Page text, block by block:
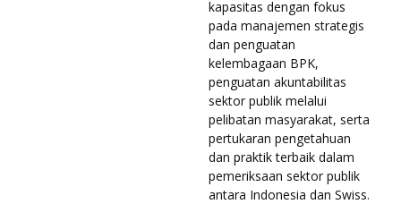
kapasitas dengan fokus
pada manajemen strategis
dan penguatan
kelembagaan BPK,
penguatan akuntabilitas
sektor publik melalui
pelibatan masyarakat, serta
pertukaran pengetahuan
dan praktik terbaik dalam
pemeriksaan sektor publik
antara Indonesia dan Swiss.